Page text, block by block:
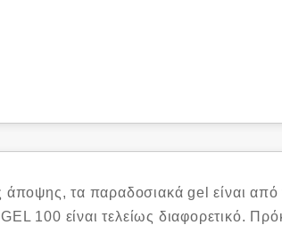
τα παραδοσιακά gel είναι
100 είναι τελείως διαφορετικό.